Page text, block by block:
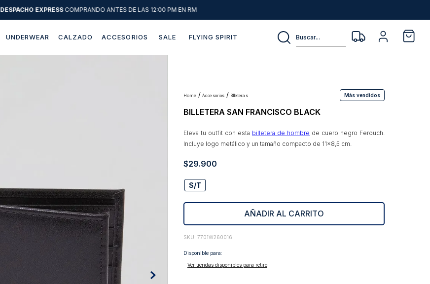
DESPACHO EXPRESSCOMPRANDO ANTES DE LAS 12:00 PM EN RM
UNDERWEAR CALZADO ACCESORIOS SALE FLYING SPIRIT
Buscar...
accesorios billeteras Más vendidos
BILLETERA SAN FRANCISCO BLACK
Eleva tu outfit con esta billetera de hombre de cuero negro Ferouch.
Incluye logo metálico y un tamaño compacto de 11x8,5 cm.
$29.900
S/T
AÑADIR AL CARRITO
: 7701W260016
Disponible para:
Ver tiendas disponibles para retiro
8 .
blazer
9.
poleron
10. abrigo